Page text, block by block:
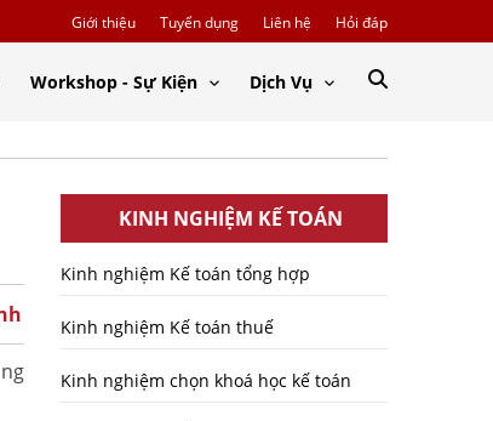
Giới thiệu Tuyển dụng Liên hệ Hỏi đáp
Workshop - Sự Kiện Dịch Vụ
KINH NGHIỆM KẾ TOÁN
Kinh nghiệm Kế toán tổng hợp
Kinh nghiệm Kế toán thuế
Kinh nghiệm chọn khoá học kế toán